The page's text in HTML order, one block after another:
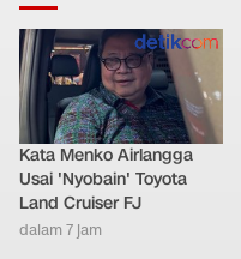
Kata Menko Airlangga
Usai 'Nyobain' Toyota
Land Cruiser FJ
dalam 7 jam